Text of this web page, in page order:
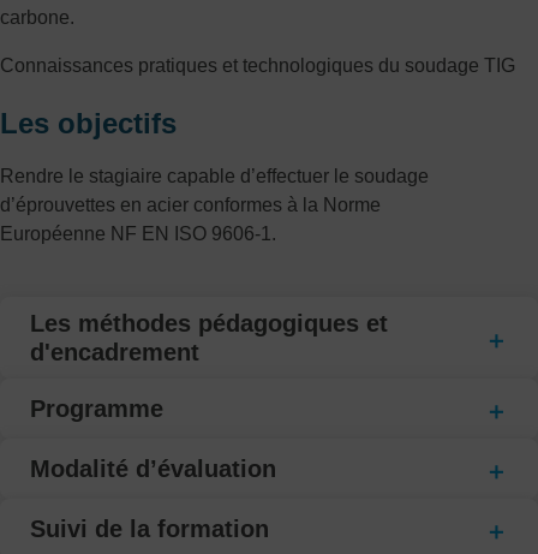
carbone.
Connaissances pratiques et technologiques du soudage TIG
Les objectifs
Rendre le stagiaire capable d’effectuer le soudage
d’éprouvettes en acier conformes à la Norme
Européenne NF EN ISO 9606-1.
Les méthodes pédagogiques et
d'encadrement
Programme
Modalité d’évaluation
Suivi de la formation